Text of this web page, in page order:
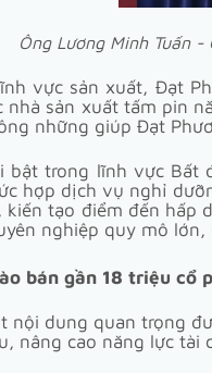
Ông Lương Minh Tuấn
vực sản xuất, Đạt
nhà sản xuất tấm pin
những giúp Đạt
bật trong lĩnh vực Bất
hợp dịch vụ nghỉ
kiến tạo điểm đến hấp
nghiệp quy mô
bán gần 18 triệu cổ
nội dung quan trọng
nâng cao năng lực tài